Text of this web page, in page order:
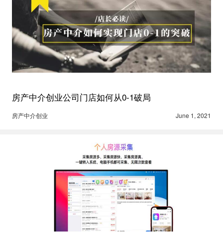
房产中介创业公司门店如何从0-1破局
房产中介创业 June 1, 2021